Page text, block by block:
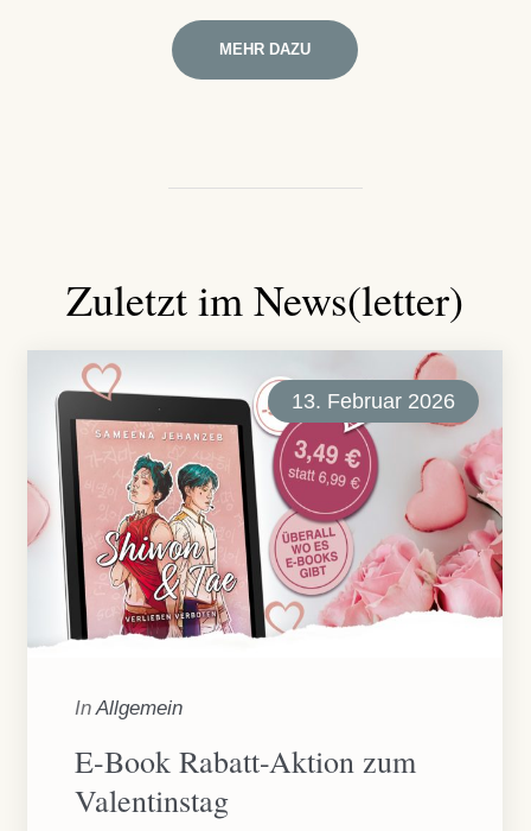
MEHR DAZU
Zuletzt im News(letter)
13. Februar 2026
InAllgemein
E-Book Rabatt-Aktion zum
Valentinstag